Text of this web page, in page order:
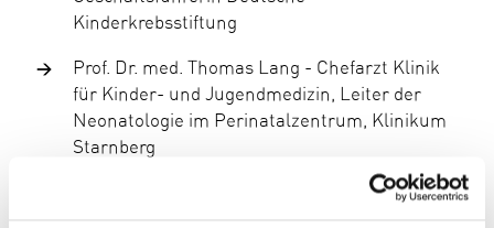
Kinderkrebsstiftung
Prof. Dr. med. Thomas Lang - Chefarzt Klinik
für Kinder- und Jugendmedizin, Leiter der
Neonatologie im Perinatalzentrum, Klinikum
Starnberg
Ehrenvorsitzender Kindernetzwerk e.V.,